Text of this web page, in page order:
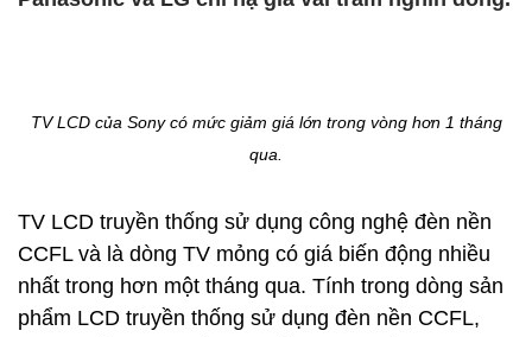
TV LCD của Sony có mức giảm giá lớn trong vòng hơn 1 tháng
qua.
TV LCD truyền thống sử dụng công nghệ đèn nền
CCFL và là dòng TV mỏng có giá biến động nhiều
nhất trong hơn một tháng qua. Tính trong dòng sản
phẩm LCD truyền thống sử dụng đèn nền CCFL,